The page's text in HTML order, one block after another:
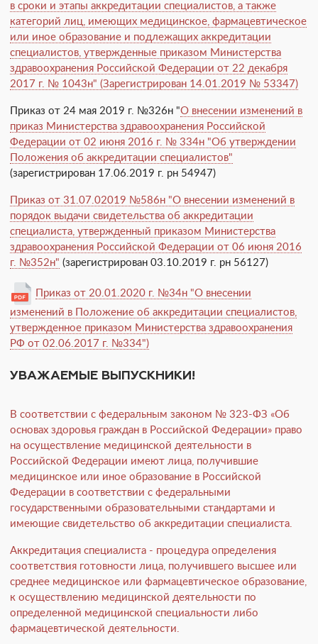
в сроки и этапы аккредитации специалистов, а также
категорий лиц, имеющих медицинское, фармацевтическое
или иное образование и подлежащих аккредитации
специалистов, утвержденные приказом Министерства
здравоохранения Российской Федерации от 22 декабря
2017 г. № 1043н" (Зарегистрирован 14.01.2019 № 53347)
Приказ от 24 мая 2019 г. №326н "О внесении изменений в
приказ Министерства здравоохранения Российской
Федерации от 02 июня 2016 г. № 334н "Об утверждении
Положения об аккредитации специалистов"
(зарегистрирован 17.06.2019 г. рн 54947)
Приказ от 31.07.02019 №586н "О внесении изменений в
порядок выдачи свидетельства об аккредитации
специалиста, утвержденный приказом Министерства
здравоохранения Российской Федерации от 06 июня 2016
г. №352н" (зарегистрирован 03.10.2019 г. рн 56127)
Приказ от 20.01.2020 г. №34н "О внесении
изменений в Положение об аккредитации специалистов,
утвержденное приказом Министерства здравоохранения
РФ от 02.06.2017 г. №334")
УВАЖАЕМЫЕ ВЫПУСКНИКИ!
В соответствии с федеральным законом № 323-ФЗ «Об
основах здоровья граждан в Российской Федерации» право
на осуществление медицинской деятельности в
Российской Федерации имеют лица, получившие
медицинское или иное образование в Российской
Федерации в соответствии с федеральными
государственными образовательными стандартами и
имеющие свидетельство об аккредитации специалиста.
Аккредитация специалиста - процедура определения
соответствия готовности лица, получившего высшее или
среднее медицинское или фармацевтическое образование,
к осуществлению медицинской деятельности по
определенной медицинской специальности либо
фармацевтической деятельности.